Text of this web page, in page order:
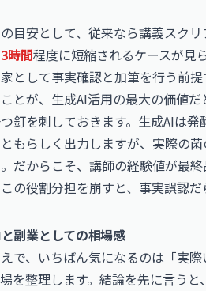
目安として、従来なら講義スク
3時間程度に短縮されるケースが見
として事実確認と加筆を行う前
とが、生成AI活用の最大の価値だ
釘を刺しておきます。生成AIは
もらしく出力しますが、実際の
だからこそ、講師の経験値が最
の役割分担を崩すと、事実誤認だ
副業としての相場感
で、いちばん気になるのは「実
を整理します。結論を先に言う